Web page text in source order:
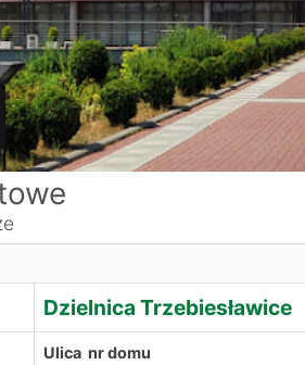
Dzielnica Trzebiesławice
Ulica nr domu